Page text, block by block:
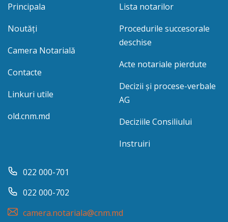
Principala
Noutăți
Camera Notarială
Contacte
Linkuri utile
old.cnm.md
Lista notarilor
Procedurile succesorale
deschise
Acte notariale pierdute
Decizii și procese-verbale
AG
Deciziile Consiliului
Instruiri
022 000-701
022 000-702
camera.notariala@cnm.md